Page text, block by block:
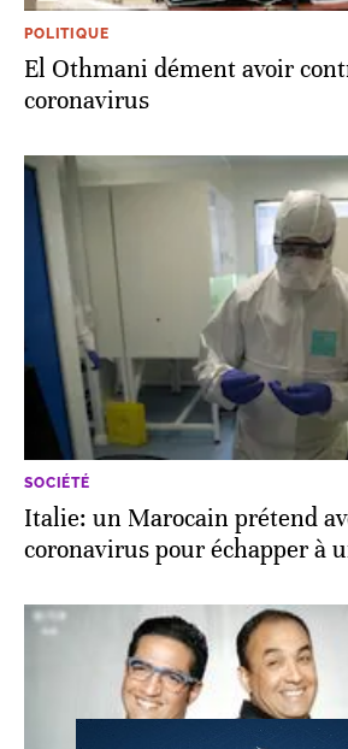
POLITIQUE
El Othmani dément avoir
coronavirus
SOCIÉTÉ
Italie: un Marocain prétend
coronavirus pour échapper à